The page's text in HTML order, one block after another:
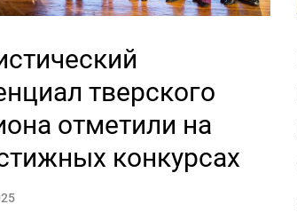
тверского
отметили на
конкурсах